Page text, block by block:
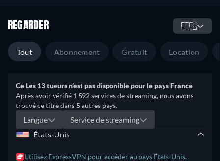
REGARDER 🇫🇷
Tout Abonnement Gratuit Location
Ce Les 13 tueurs n’est pas disponible pour le pays France
Après avoir vérifié 1 592 services de streaming, nous avons
trouvé ce titre dans 5 autres pays.
Langue
Service de streaming
États-Unis
Utilisez ExpressVPN pour accéder au pays États-Unis.